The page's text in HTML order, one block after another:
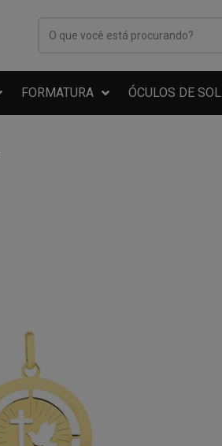
FORMATURA ÓCULOS DE SOL